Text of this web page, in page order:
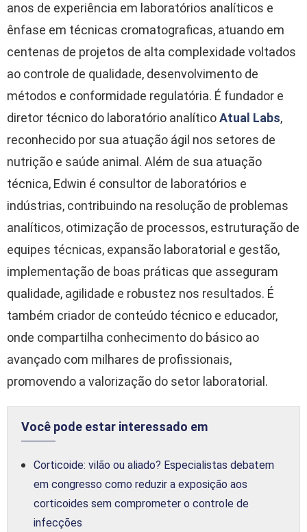
anos de experiência em laboratórios analíticos e
ênfase em técnicas cromatograficas, atuando em
centenas de projetos de alta complexidade voltados
ao controle de qualidade, desenvolvimento de
métodos e conformidade regulatória. É fundador e
diretor técnico do laboratório analíticoAtual Labs,
reconhecido por sua atuação ágil nos setores de
nutrição e saúde animal. Além de sua atuação
técnica, Edwin é consultor de laboratórios e
indústrias, contribuindo na resolução de problemas
analíticos, otimização de processos, estruturação de
equipes técnicas, expansão laboratorial e gestão,
implementação de boas práticas que asseguram
qualidade, agilidade e robustez nos resultados. É
também criador de conteúdo técnico e educador,
onde compartilha conhecimento do básico ao
avançado com milhares de profissionais,
promovendo a valorização do setor laboratorial.
Você pode estar interessado em
Corticoide: vilão ou aliado? Especialistas debatem
em congresso como reduzir a exposição aos
corticoides sem comprometer o controle de
infecções